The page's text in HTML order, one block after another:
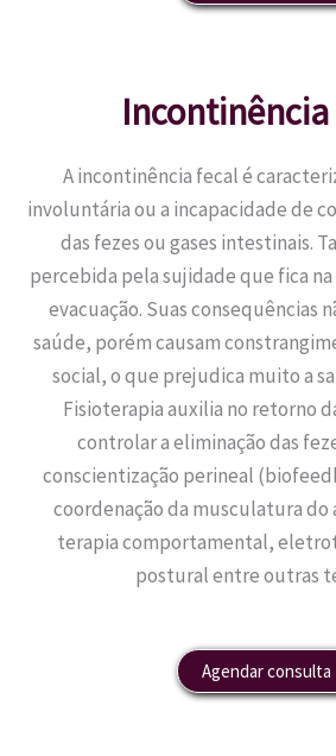
A incontinência fecal é
involuntária ou a incapacidade de
das fezes ou gases intestinais.
percebida pela sujidade que fica
evacuação. Suas consequências
saúde, porém causam
social, o que prejudica muito a
Fisioterapia auxilia no retorno
controlar a eliminação das
conscientização perineal
coordenação da musculatura do
terapia comportamental,
postural entre outras
Agendar consulta